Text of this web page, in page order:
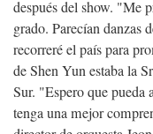
después del show. "Me
grado. Parecían danzas
recorreré el país para
de Shen Yun estaba la
Sur. "Espero que pueda
tenga una mejor